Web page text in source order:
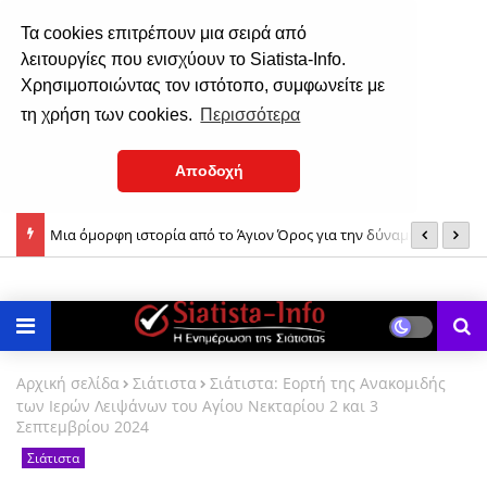
Τα cookies επιτρέπουν μια σειρά από
λειτουργίες που ενισχύουν το Siatista-Info.
Χρησιμοποιώντας τον ιστότοπο, συμφωνείτε με
τη χρήση των cookies. Περισσότερα
Αποδοχή
& Μια όμορφη ιστορία από το Άγιον Όρος για την δύναμη της
Αρχική σελίδα Σιάτιστα
Σιάτιστα: Εορτή της Ανακομιδής
των Ιερών Λειψάνων του Αγίου Νεκταρίου 2 και 3
Σεπτεμβρίου 2024
Σιάτιστα